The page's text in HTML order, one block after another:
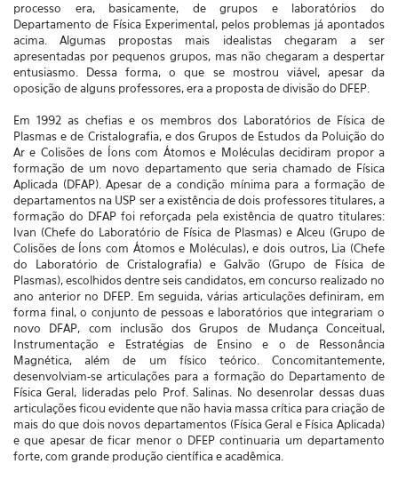
processo era, basicamente, de grupos e laboratórios do
Departamento de Física Experimental, pelos problemas já apontados
acima. Algumas propostas mais idealistas chegaram a ser
apresentadas por pequenos grupos, mas não chegaram a despertar
entusiasmo. Dessa forma, o que se mostrou viável, apesar da
oposição de alguns professores, era a proposta de divisão do DFEP.
Em 1992 as chefias e os membros dos Laboratórios de Física de
Plasmas e de Cristalografia, e dos Grupos de Estudos da Poluição do
Ar e Colisões de Íons com Átomos e Moléculas decidiram propor a
formação de um novo departamento que seria chamado de Física
Aplicada (DFAP). Apesar de a condição mínima para a formação de
departamentos na USP ser a existência de dois professores titulares, a
formação do DFAP foi reforçada pela existência de quatro titulares:
Ivan (Chefe do Laboratório de Física de Plasmas) e Alceu (Grupo de
Colisões de Íons com Átomos e Moléculas), e dois outros, Lia (Chefe
do Laboratório de Cristalografia) e Galvão (Grupo de Física de
Plasmas), escolhidos dentre seis candidatos, em concurso realizado no
ano anterior no DFEP. Em seguida, várias articulações definiram, em
forma final, o conjunto de pessoas e laboratórios que integrariam o
novo DFAP, com inclusão dos Grupos de Mudança Conceitual,
Instrumentação e Estratégias de Ensino e o de Ressonância
Magnética, além de um físico teórico. Concomitantemente,
desenvolviam-se articulações para a formação do Departamento de
Física Geral, lideradas pelo Prof. Salinas. No desenrolar dessas duas
articulações ficou evidente que não havia massa crítica para criação de
mais do que dois novos departamentos (Física Geral e Física Aplicada)
e que apesar de ficar menor o DFEP continuaria um departamento
forte, com grande produção científica e acadêmica.